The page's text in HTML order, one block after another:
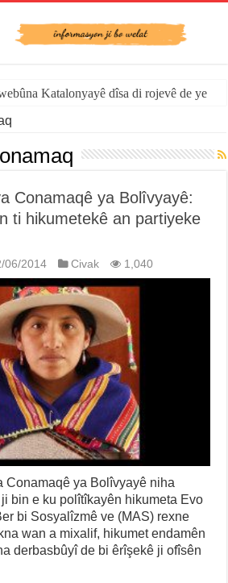
Katalonyayê dîsa di rojevê de ye
Conamaqê ya Bolîvyayê:
ti hikumetekê an partiyeke
06/2014 Civak 1,040
ya Bolîvyayê niha
bin e ku polîtîkayên hikumeta Evo
bi Sosyalîzmê ve (MAS) rexne
wan a mixalif, hikumet endamên
derbasbûyî de bi êrîşekê ji ofîsên